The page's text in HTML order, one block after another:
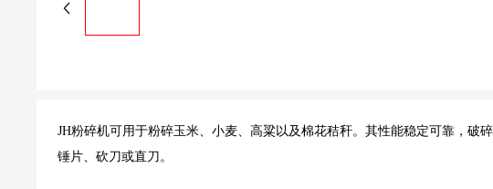
JH粉碎机可用于粉碎玉米、小麦、高粱以及棉花秸秆。其性能稳定可靠，破
锤片、砍刀或直刀。